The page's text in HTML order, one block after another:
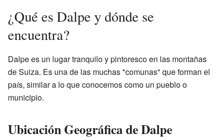
¿Qué es Dalpe y dónde se
encuentra?
Dalpe es un lugar tranquilo y pintoresco en las montañas
de Suiza. Es una de las muchas "comunas" que forman el
país, similar a lo que conocemos como un pueblo o
municipio.
Ubicación Geográfica de Dalpe